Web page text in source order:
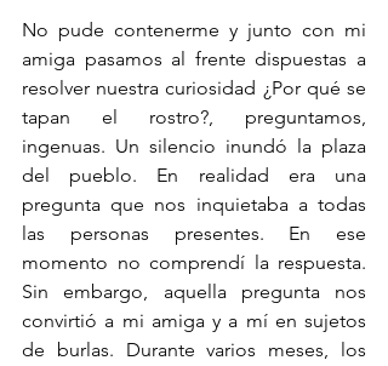
No pude contenerme y junto con mi
amiga pasamos al frente dispuestas a
resolver nuestra curiosidad ¿Por qué se
tapan el rostro?, preguntamos,
ingenuas. Un silencio inundó la plaza
del pueblo. En realidad era una
pregunta que nos inquietaba a todas
las personas presentes. En ese
momento no comprendí la respuesta.
Sin embargo, aquella pregunta nos
convirtió a mi amiga y a mí en sujetos
de burlas. Durante varios meses, los